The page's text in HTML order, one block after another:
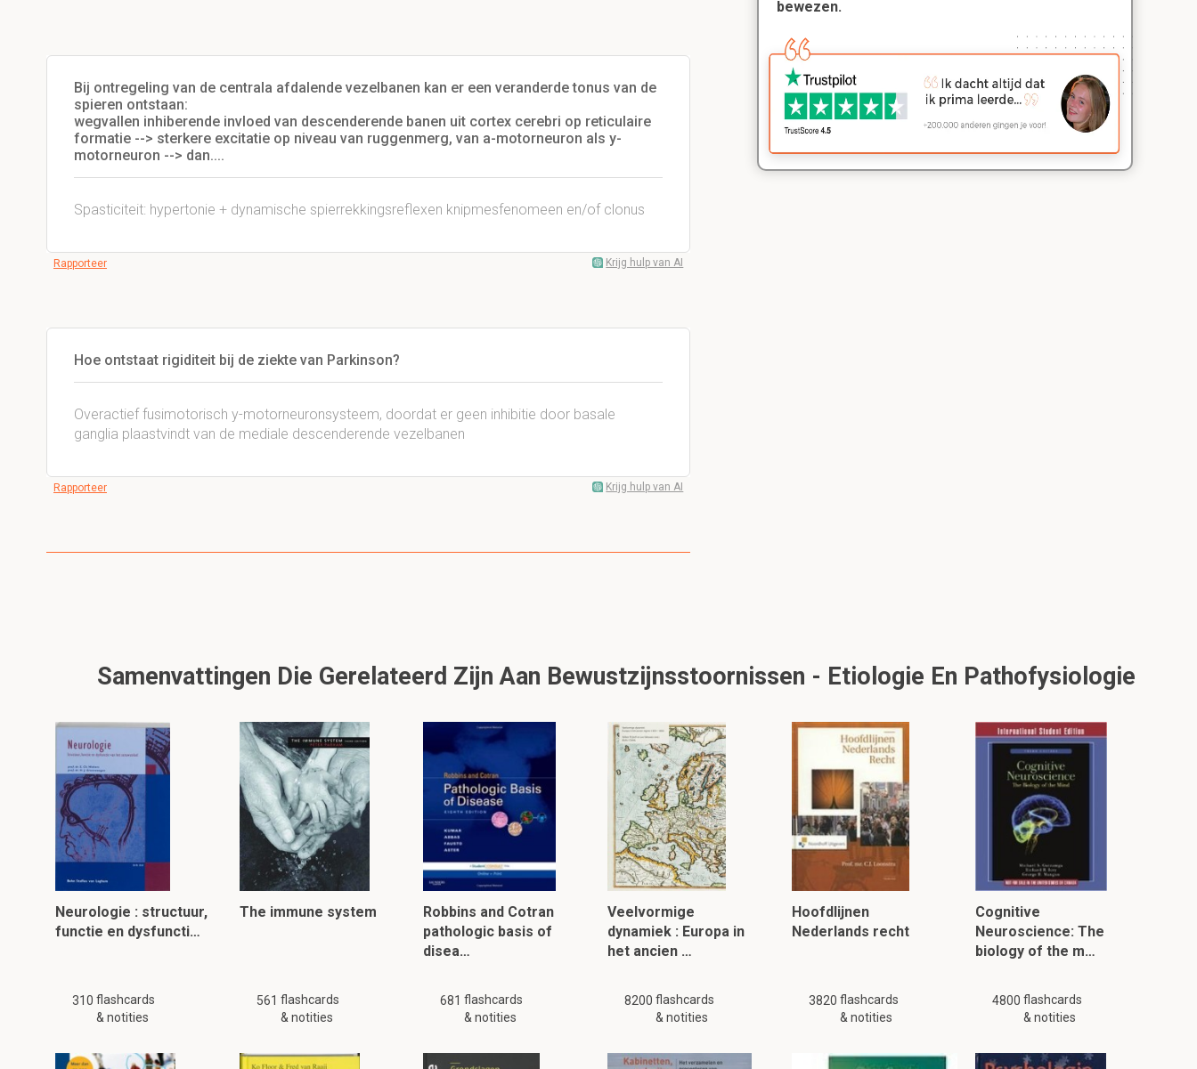
Bij ontregeling van de centrala afdalende vezelbanen kan er een veranderde tonus van de
spieren ontstaan:
wegvallen inhiberende invloed van descenderende banen uit cortex cerebri op reticulaire
formatie --> sterkere excitatie op niveau van ruggenmerg, van a-motorneuron als y-
motorneuron --> dan....
Spasticiteit: hypertonie + dynamische spierrekkingsreflexen knipmesfenomeen en/of clonus
Rapporteer Krijg hulp van AI
Hoe ontstaat rigiditeit bij de ziekte van Parkinson?
Overactief fusimotorisch y-motorneuronsysteem, doordat er geen inhibitie door basale
ganglia plaastvindt van de mediale descenderende vezelbanen
Rapporteer Krijg hulp van AI
bewezen.
Samenvattingen Die Gerelateerd Zijn Aan Bewustzijnsstoornissen - Etiologie En Pathofysiologie
Neurologie : structuur,
functie en dysfuncti…
310 flashcards
& notities
The immune system
561 flashcards
& notities
Robbins and Cotran
pathologic basis of
disea…
681 flashcards
& notities
Veelvormige
dynamiek : Europa in
het ancien …
8200 flashcards
& notities
Hoofdlijnen
Nederlands recht
3820 flashcards
& notities
Cognitive
Neuroscience: The
biology of the m…
4800 flashcards
& notities